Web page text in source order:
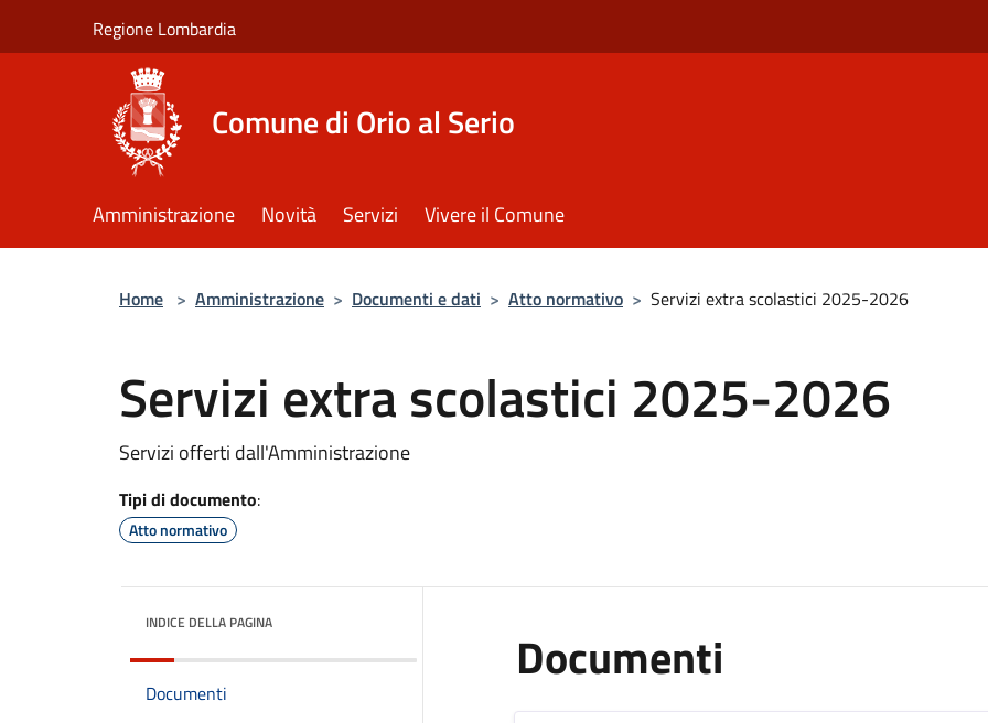
Regione Lombardia
Comune di Orio al Serio
Amministrazione Novità Servizi Vivere il Comune
Home > Amministrazione > Documenti e dati > Atto normativo > Servizi extra scolastici 2025-2026
Servizi extra scolastici 2025-2026
Servizi offerti dall'Amministrazione
Tipi di documento:
Atto normativo
INDICE DELLA PAGINA
Documenti
Documenti